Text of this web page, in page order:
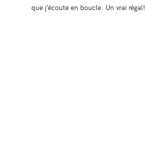
que j’écoute en boucle. Un vrai régal!